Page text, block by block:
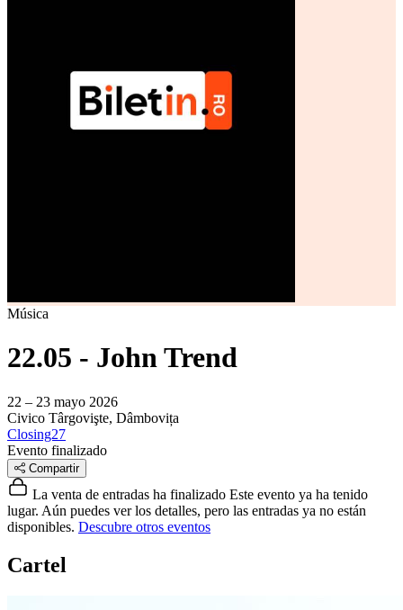
Música
22.05 - John Trend
22 – 23 mayo 2026
Civico Târgovişte, Dâmbovița
Closing27
Evento finalizado
Compartir
La venta de entradas ha finalizado Este evento ya ha tenido
lugar. Aún puedes ver los detalles, pero las entradas ya no están
disponibles. Descubre otros eventos
Cartel